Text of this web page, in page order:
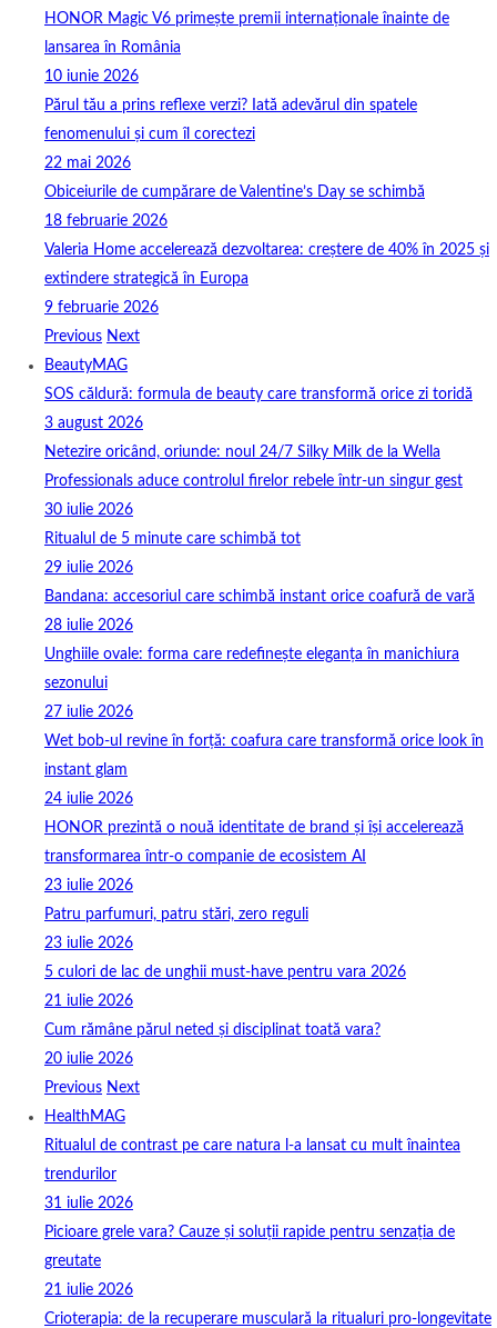
HONOR Magic V6 primește premii internaționale înainte de
lansarea în România
10 iunie 2026
Părul tău a prins reflexe verzi? Iată adevărul din spatele
fenomenului și cum îl corectezi
22 mai 2026
Obiceiurile de cumpărare de Valentine’s Day se schimbă
18 februarie 2026
Valeria Home accelerează dezvoltarea: creștere de 40% în 2025 și
extindere strategică în Europa
9 februarie 2026
Previous Next
BeautyMAG
SOS căldură: formula de beauty care transformă orice zi toridă
3 august 2026
Netezire oricând, oriunde: noul 24/7 Silky Milk de la Wella
Professionals aduce controlul firelor rebele într-un singur gest
30 iulie 2026
Ritualul de 5 minute care schimbă tot
29 iulie 2026
Bandana: accesoriul care schimbă instant orice coafură de vară
28 iulie 2026
Unghiile ovale: forma care redefinește eleganța în manichiura
sezonului
27 iulie 2026
Wet bob-ul revine în forță: coafura care transformă orice look în
instant glam
24 iulie 2026
HONOR prezintă o nouă identitate de brand și își accelerează
transformarea într-o companie de ecosistem AI
23 iulie 2026
Patru parfumuri, patru stări, zero reguli
23 iulie 2026
5 culori de lac de unghii must‑have pentru vara 2026
21 iulie 2026
Cum rămâne părul neted și disciplinat toată vara?
20 iulie 2026
Previous Next
HealthMAG
Ritualul de contrast pe care natura l-a lansat cu mult înaintea
trendurilor
31 iulie 2026
Picioare grele vara? Cauze și soluții rapide pentru senzația de
greutate
21 iulie 2026
Crioterapia: de la recuperare musculară la ritualuri pro‑longevitate